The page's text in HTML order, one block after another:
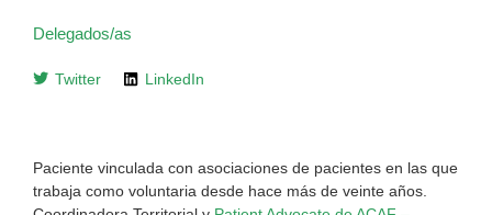
Delegados/as
Twitter LinkedIn
Paciente vinculada con asociaciones de pacientes en las que
trabaja como voluntaria desde hace más de veinte años.